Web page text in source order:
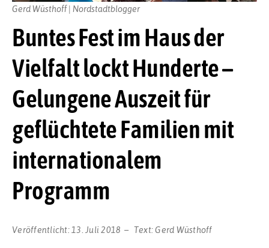
Buntes Fest im Haus der
Vielfalt lockt Hunderte –
Gelungene Auszeit für
geflüchtete Familien mit
internationalem
Programm
Veröffentlicht: 13. Juli 2018 Text:Gerd Wüsthoff
Gerd Wüsthoff | Nordstadtblogger